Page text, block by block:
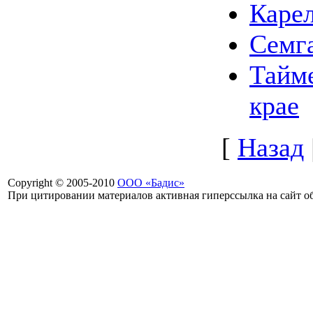
крае
[ Назад
Copyright © 2005-2010 ООО «Бадис»
При цитировании материалов активная гиперссылка на сайт